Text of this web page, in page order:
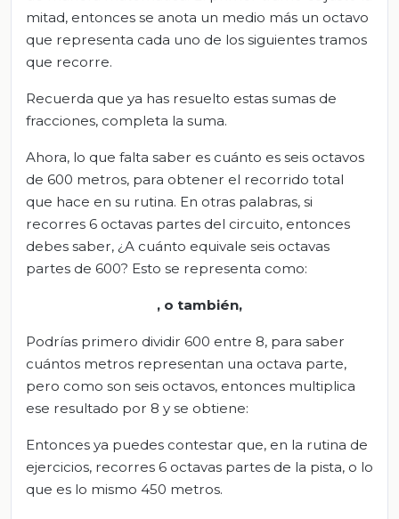
mitad, entonces se anota un medio más un octavo
que representa cada uno de los siguientes tramos
que recorre.
Recuerda que ya has resuelto estas sumas de
fracciones, completa la suma.
Ahora, lo que falta saber es cuánto es seis octavos
de 600 metros, para obtener el recorrido total
que hace en su rutina. En otras palabras, si
recorres 6 octavas partes del circuito, entonces
debes saber, ¿A cuánto equivale seis octavas
partes de 600? Esto se representa como:
, o también,
Podrías primero dividir 600 entre 8, para saber
cuántos metros representan una octava parte,
pero como son seis octavos, entonces multiplica
ese resultado por 8 y se obtiene:
Entonces ya puedes contestar que, en la rutina de
ejercicios, recorres 6 octavas partes de la pista, o lo
que es lo mismo 450 metros.